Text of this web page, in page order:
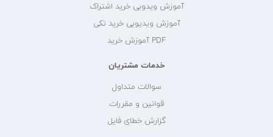
آموزش ویدویی خرید اشتراک
آموزش ویدیویی خرید تکی
PDF آموزش خرید
خدمات مشتریان
سوالات متداول
قوانین و مقررات
گزارش خطای فایل